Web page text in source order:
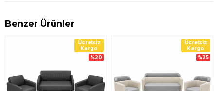
Benzer Ürünler
Ücretsiz
Kargo
%20
Ücretsiz
Kargo
%25